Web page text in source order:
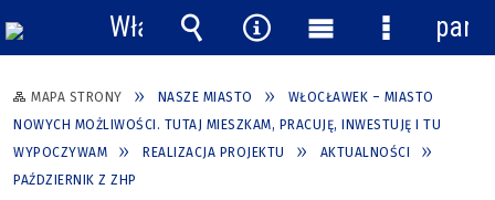
MAPA STRONY NASZE MIASTO
WŁOCŁAWEK – MIASTO
NOWYCH MOŻLIWOŚCI. TUTAJ MIESZKAM, PRACUJĘ, INWESTUJĘ I TU
WYPOCZYWAM
REALIZACJA PROJEKTU
AKTUALNOŚCI
PAŹDZIERNIK Z ZHP
Włącz
powiadomienia
Wyszukiwarka
Narzędzia
Menu
główne
Menu
panel